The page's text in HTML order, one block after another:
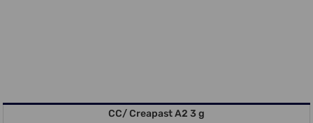
CC/ Creapast A2 3 g